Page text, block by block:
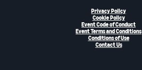
Privacy Policy
Cookie Policy
Event Code of Conduct
Event Terms and Conditions
Conditions of Use
Contact Us